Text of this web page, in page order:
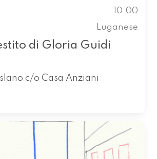
10.00
Luganese
di Gloria Guidi
c/o Casa Anziani